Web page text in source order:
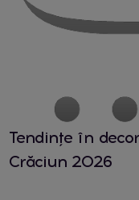
Tendințe în
Crăciun 2026